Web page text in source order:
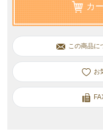
カ
この商品に
お